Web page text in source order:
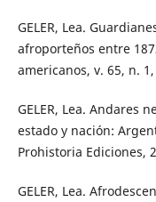
GELER, Lea.
afroporteños entre
americanos, v. 65, n.
GELER, Lea. Andares
estado y nación:
Prohistoria Ediciones,
GELER, Lea.